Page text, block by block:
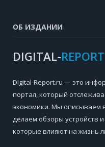
ОБ ИЗДАНИИ
DIGITAL-REPORT
Digital-Report.ru — это
портал, который
экономики. Мы описываем
делаем обзоры устройств
которые влияют на жизнь